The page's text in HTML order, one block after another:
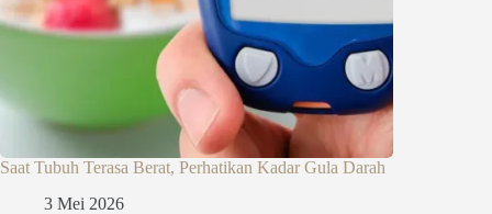
Saat Tubuh Terasa Berat, Perhatikan Kadar Gula Darah
3 Mei 2026